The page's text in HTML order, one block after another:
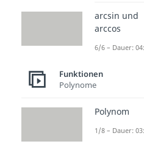
Du
arcsin und
arccos
6/6 – Dauer:
Funktionen
Polynome
Polynom
1/8 – Dauer: